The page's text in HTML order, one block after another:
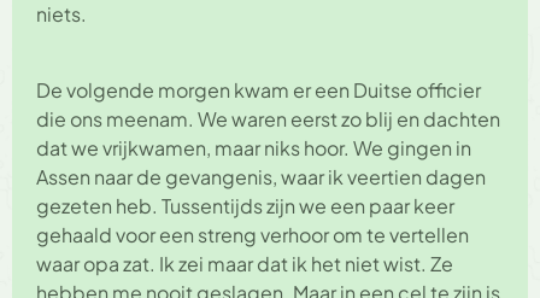
niets.
De volgende morgen kwam er een Duitse officier
die ons meenam. We waren eerst zo blij en dachten
dat we vrijkwamen, maar niks hoor. We gingen in
Assen naar de gevangenis, waar ik veertien dagen
gezeten heb. Tussentijds zijn we een paar keer
gehaald voor een streng verhoor om te vertellen
waar opa zat. Ik zei maar dat ik het niet wist. Ze
hebben me nooit geslagen. Maar in een cel te zijn is